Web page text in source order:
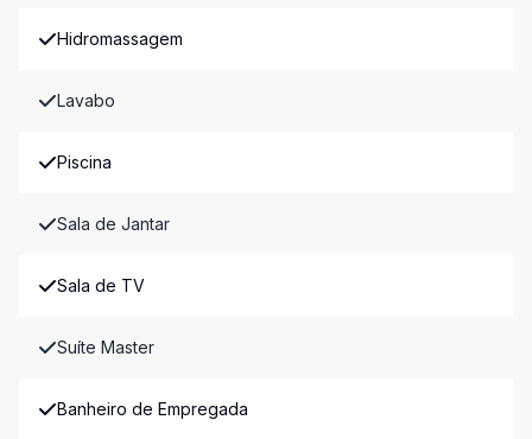
Hidromassagem
Lavabo
Piscina
Sala de Jantar
Sala de TV
Suíte Master
Banheiro de Empregada